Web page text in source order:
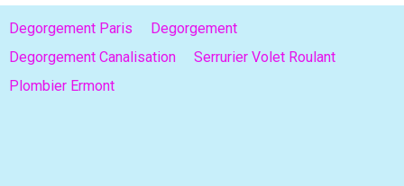
Degorgement Paris
Degorgement
Degorgement Canalisation
Serrurier Volet Roulant
Plombier Ermont